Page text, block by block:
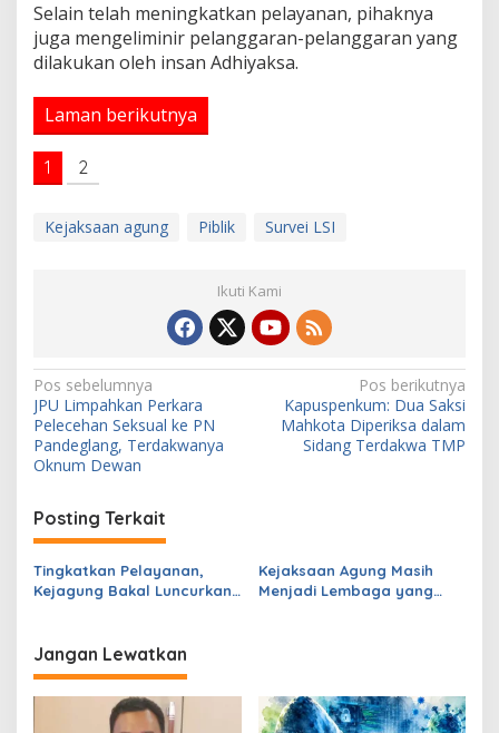
Selain telah meningkatkan pelayanan, pihaknya
juga mengeliminir pelanggaran-pelanggaran yang
dilakukan oleh insan Adhiyaksa.
Laman berikutnya
1 2
Kejaksaan agung Piblik Survei LSI
Ikuti Kami
N
a
v
g
a
s
p
o
s
Pos sebelumnya
JPU Limpahkan Perkara
Pelecehan Seksual ke PN
Pandeglang, Terdakwanya
Oknum Dewan
Pos berikutnya
Kapuspenkum: Dua Saksi
Mahkota Diperiksa dalam
Sidang Terdakwa TMP
Posting Terkait
Tingkatkan Pelayanan,
Kejagung Bakal Luncurkan
Kejaksaan Agung Masih
Menjadi Lembaga yang
Jangan Lewatkan